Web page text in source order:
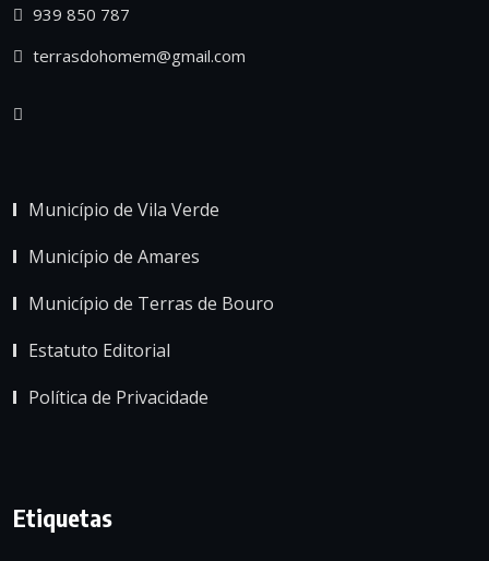
939 850 787
terrasdohomem@gmail.com
Município de Vila Verde
Município de Amares
Município de Terras de Bouro
Estatuto Editorial
Política de Privacidade
Etiquetas